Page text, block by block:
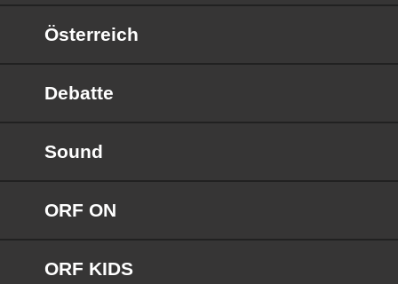
Österreich
Debatte
Sound
ORF ON
ORF KIDS